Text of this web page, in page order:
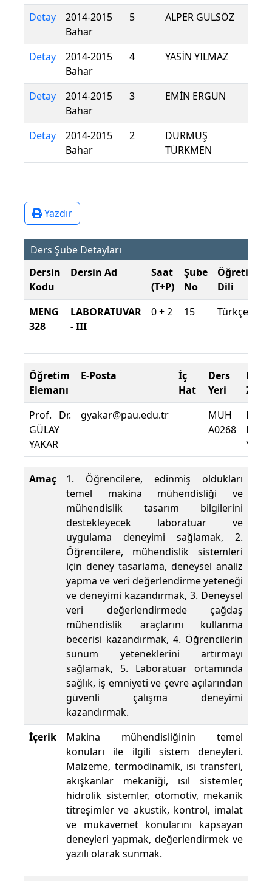
Detay
2014-2015
Bahar
5 ALPER GÜLSÖZ
Detay
2014-2015
Bahar
4 YASİN YILMAZ
Detay
2014-2015
Bahar
3 EMİN ERGUN
Detay
2014-2015
Bahar
2
DURMUŞ
TÜRKMEN
Yazdır
Ders Şube Detayları
Dersin
Kodu
Dersin Ad
Saat
(T+P)
Şube
No
Öğretim
Dili
MENG
328
LABORATUVAR
- III
0 + 2 15 Türkçe
Öğretim
Elemanı
E-Posta
İç
Hat
Ders
Yeri
Prof. Dr.
GÜLAY
YAKAR
gyakar@pau.edu.tr
MUH
A0268
Amaç
1. Öğrencilere, edinmiş oldukları
temel makina mühendisliği ve
mühendislik tasarım bilgilerini
destekleyecek laboratuar ve
uygulama deneyimi sağlamak, 2.
Öğrencilere, mühendislik sistemleri
için deney tasarlama, deneysel analiz
yapma ve veri değerlendirme yeteneği
ve deneyimi kazandırmak, 3. Deneysel
veri değerlendirmede çağdaş
mühendislik araçlarını kullanma
becerisi kazandırmak, 4. Öğrencilerin
sunum yeteneklerini artırmayı
sağlamak, 5. Laboratuar ortamında
sağlık, iş emniyeti ve çevre açılarından
güvenli çalışma deneyimi
kazandırmak.
İçerik
Makina mühendisliğinin temel
konuları ile ilgili sistem deneyleri.
Malzeme, termodinamik, ısı transferi,
akışkanlar mekaniği, ısıl sistemler,
hidrolik sistemler, otomotiv, mekanik
titreşimler ve akustik, kontrol, imalat
ve mukavemet konularını kapsayan
deneyleri yapmak, değerlendirmek ve
yazılı olarak sunmak.